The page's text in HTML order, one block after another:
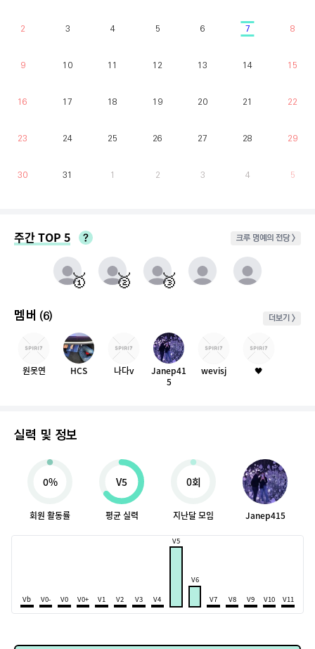
2 3 4 5 6 7 8
9 10 11 12 13 14 15
16 17 18 19 20 21 22
23 24 25 26 27 28 29
30 31 1 2 3 4 5
주간 TOP 5 크루 명예의 전당 >
매주 월요일부터 일요일까지 가장 클라이밍 시간이 많은 유저를 실시간으로 반영.
동점자 처리방식 : 클라이밍 횟수가 많은 순
🥇 🥈 🥉
멤버 (6) 더보기 >
원못연 HCS 나다v
Janep41
5
wevisj 🖤
실력 및 정보
0%
회원 활동률
V5
평균 실력
0회
지난달 모임 Janep415
Vb V0- V0 V0+ V1 V2 V3 V4
V5
V6
V7
V8 V9 V10 V11